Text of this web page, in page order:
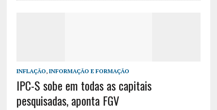
INFLAÇÃO, INFORMAÇÃO E FORMAÇÃO
IPC-S sobe em todas as capitais
pesquisadas, aponta FGV